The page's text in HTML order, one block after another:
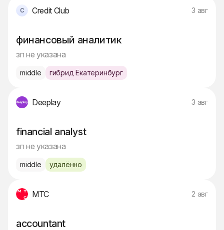
Credit Club 3 авг
финансовый аналитик
зп не указана
middle гибрид Екатеринбург
Deeplay 3 авг
financial analyst
зп не указана
middle удалённо
МТС 2 авг
accountant